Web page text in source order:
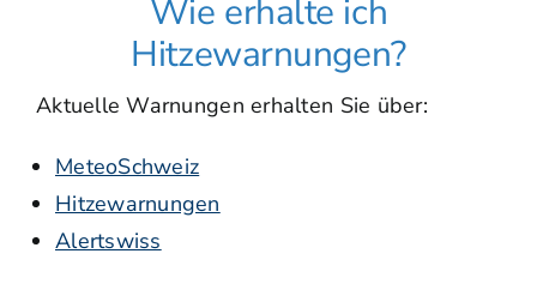
Wie erhalte ich
Hitzewarnungen?
Aktuelle Warnungen erhalten Sie über:
MeteoSchweiz
Hitzewarnungen
Alertswiss